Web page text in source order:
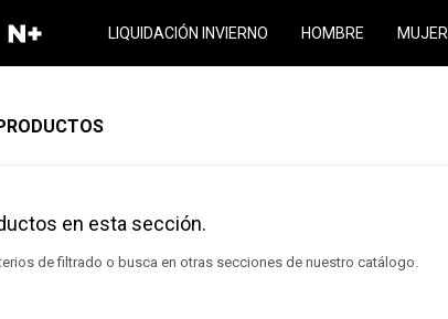
LIQUIDACIÓN INVIERNO HOMBRE MUJER
en esta sección.
de filtrado o busca en otras secciones de nuestro catálogo.